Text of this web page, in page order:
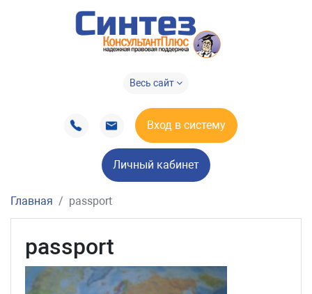
Весь сайт
Вход в систему
Личный кабинет
Главная passport
passport